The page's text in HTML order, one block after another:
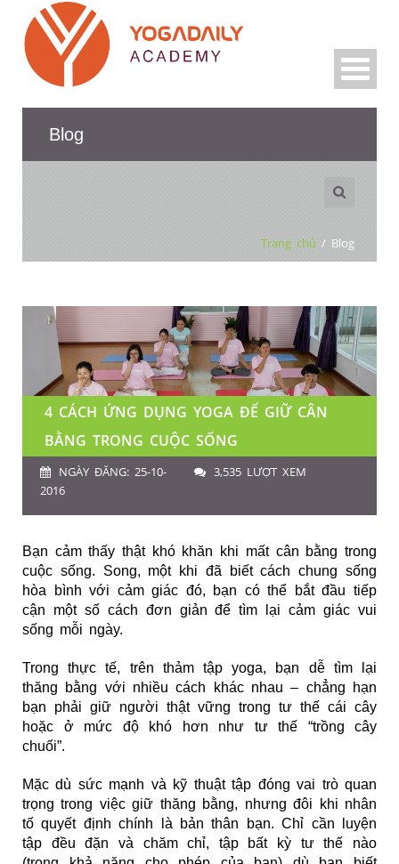
Blog
Trang chủ / Blog
4 CÁCH ỨNG DỤNG YOGA ĐỂ GIỮ CÂN
BẰNG TRONG CUỘC SỐNG
NGÀY ĐĂNG: 25-10-
2016
3,535 LƯỢT XEM
Bạn cảm thấy thật khó khăn khi mất cân bằng trong
cuộc sống. Song, một khi đã biết cách chung sống
hòa bình với cảm giác đó, bạn có thể bắt đầu tiếp
cận một số cách đơn giản để tìm lại cảm giác vui
sống mỗi ngày.
Trong thực tế, trên thảm tập yoga, bạn dễ tìm lại
thăng bằng với nhiều cách khác nhau – chẳng hạn
bạn phải giữ người thật vững trong tư thế cái cây
hoặc ở mức độ khó hơn như tư thế “trồng cây
chuối”.
Mặc dù sức mạnh và kỹ thuật tập đóng vai trò quan
trọng trong việc giữ thăng bằng, nhưng đôi khi nhân
tố quyết định chính là bản thân bạn. Chỉ cần luyện
tập đều đặn và chăm chỉ, tập bất kỳ tư thế nào